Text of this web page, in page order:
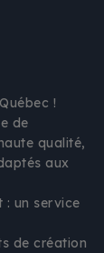
!
de
qualité,
aux
: un service
de création